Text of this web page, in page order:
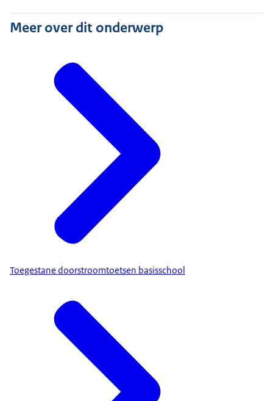
Meer over dit onderwerp
Toegestane doorstroomtoetsen basisschool